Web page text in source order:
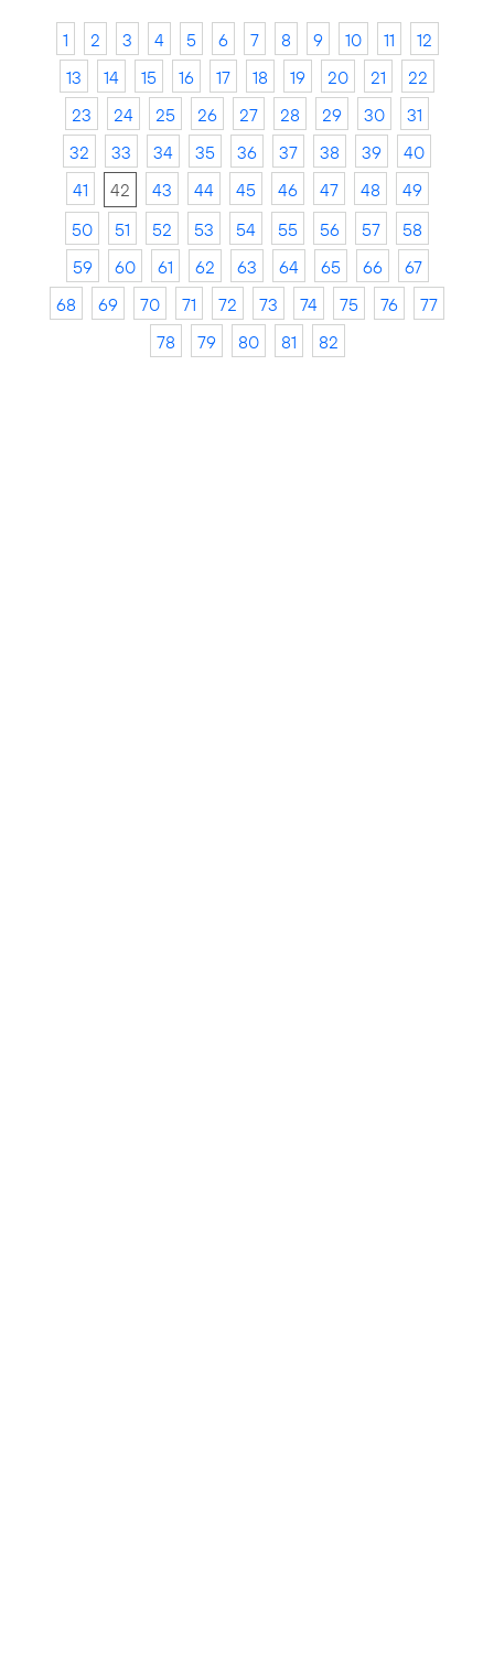
1 2 3 4 5 6 7 8 9 10 11
12
13
14 15 16 17 18 19 20 21
22
23
24 25 26 27 28 29 30
31
32
33 34 35 36 37 38 39
40
41
42 43 44 45 46 47 48
49
50
51 52 53 54 55 56 57
58
59
60 61 62 63 64 65 66
67
68
69 70 71 72 73 74 75 76
77
78
79 80 81 82